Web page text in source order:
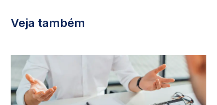
Veja também